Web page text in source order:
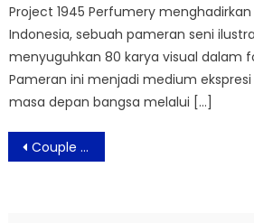
Project 1945 Perfumery menghadirkan
Indonesia, sebuah pameran seni
menyuguhkan 80 karya visual dalam
Pameran ini menjadi medium
masa depan bangsa melalui […]
Post
navigation
Couple Budgeting di Hari Valentine: Cara Atur Keuangan Bareng Tanpa Drama ala blu by BCA Digital